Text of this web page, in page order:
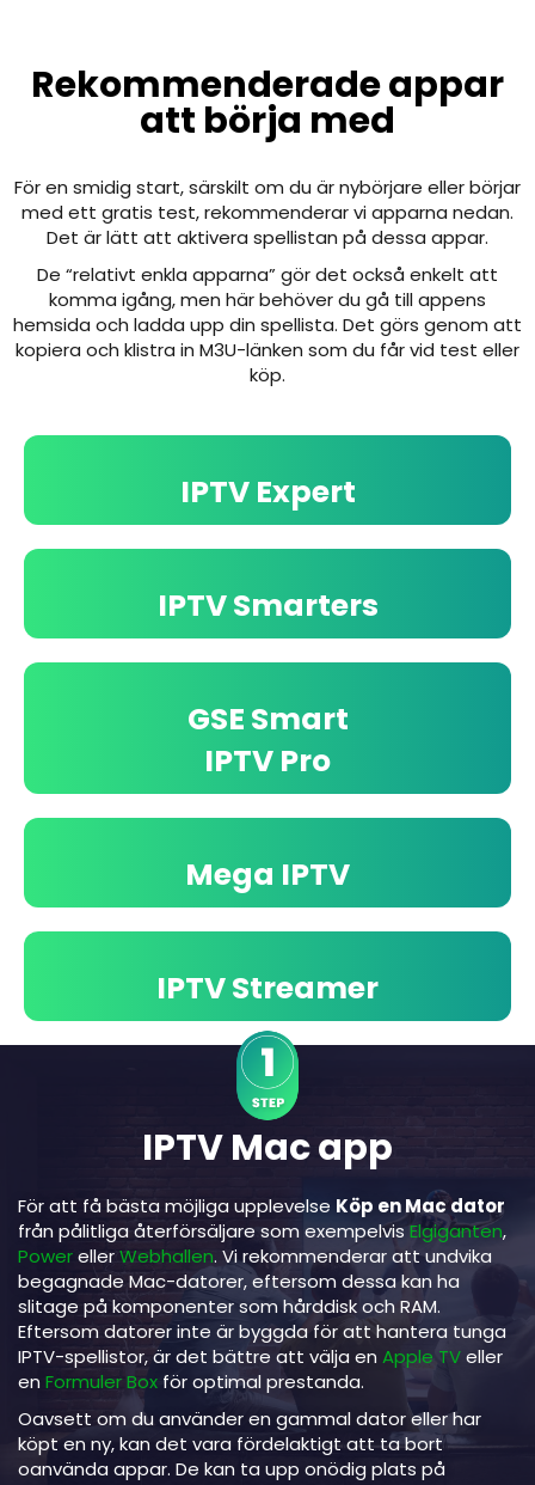
Rekommenderade appar
att börja med
För en smidig start, särskilt om du är nybörjare eller börjar
med ett gratis test, rekommenderar vi apparna nedan.
Det är lätt att aktivera spellistan på dessa appar.
De “relativt enkla apparna” gör det också enkelt att
komma igång, men här behöver du gå till appens
hemsida och ladda upp din spellista. Det görs genom att
kopiera och klistra in M3U-länken som du får vid test eller
köp.
IPTV Expert
IPTV Smarters
GSE Smart
IPTV Pro
Mega IPTV
IPTV Streamer
IPTV Mac app
För att få bästa möjliga upplevelse Köp en Mac dator
från pålitliga återförsäljare som exempelvisElgiganten,
PowerellerWebhallen. Vi rekommenderar att undvika
begagnade Mac-datorer, eftersom dessa kan ha
slitage på komponenter som hårddisk och RAM.
Eftersom datorer inte är byggda för att hantera tunga
IPTV-spellistor, är det bättre att välja en Apple TVeller
en Formuler Box för optimal prestanda.
Oavsett om du använder en gammal dator eller har
köpt en ny, kan det vara fördelaktigt att ta bort
oanvända appar. De kan ta upp onödig plats på